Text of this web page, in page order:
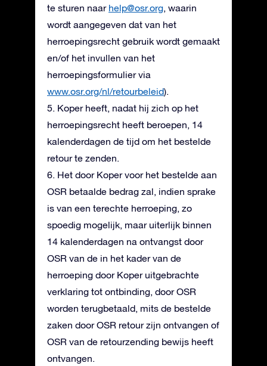
te sturen naar help@osr.org, waarin
wordt aangegeven dat van het
herroepingsrecht gebruik wordt gemaakt
en/of het invullen van het
herroepingsformulier via
www.osr.org/nl/retourbeleid).
5. Koper heeft, nadat hij zich op het
herroepingsrecht heeft beroepen, 14
kalenderdagen de tijd om het bestelde
retour te zenden.
6. Het door Koper voor het bestelde aan
OSR betaalde bedrag zal, indien sprake
is van een terechte herroeping, zo
spoedig mogelijk, maar uiterlijk binnen
14 kalenderdagen na ontvangst door
OSR van de in het kader van de
herroeping door Koper uitgebrachte
verklaring tot ontbinding, door OSR
worden terugbetaald, mits de bestelde
zaken door OSR retour zijn ontvangen of
OSR van de retourzending bewijs heeft
ontvangen.